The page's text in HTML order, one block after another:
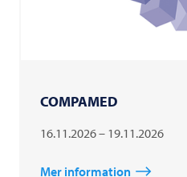
COMPAMED
16.11.2026 – 19.11.2026
Mer information